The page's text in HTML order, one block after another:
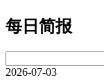
每日简报
2026-07-03